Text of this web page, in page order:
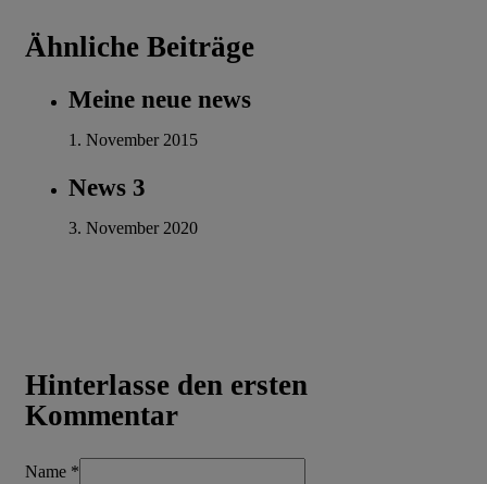
Ähnliche Beiträge
Meine neue news
1. November 2015
News 3
3. November 2020
Hinterlasse den ersten
Kommentar
Name *